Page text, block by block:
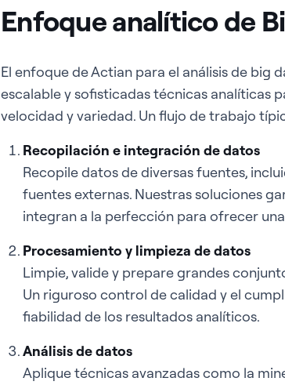
Enfoque analítico de
El enfoque de Actian para el análisis de
escalable y sofisticadas técnicas analíticas
velocidad y variedad. Un flujo de trabajo
Recopilación e integración de datos
Recopile datos de diversas fuentes,
fuentes externas. Nuestras soluciones
integran a la perfección para ofrecer
Procesamiento y limpieza de datos
Limpie, valide y prepare grandes
Un riguroso control de calidad y el
fiabilidad de los resultados analíticos.
Análisis de datos
Aplique técnicas avanzadas como la